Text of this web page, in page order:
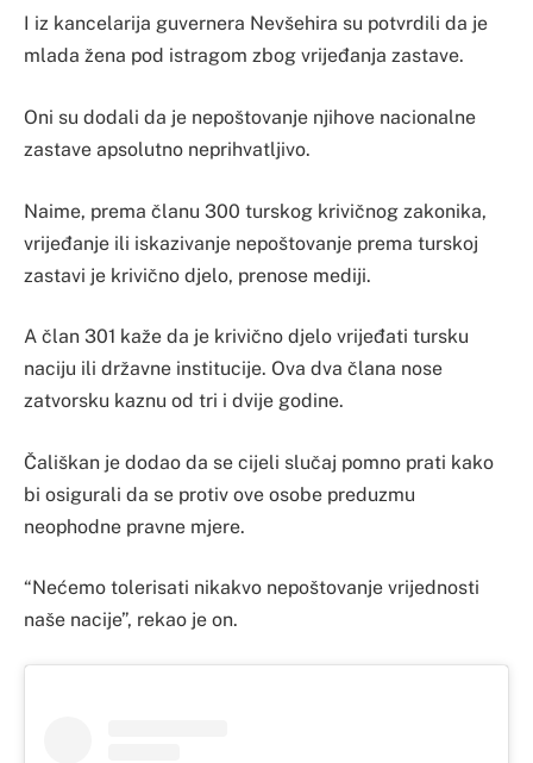
I iz kancelarija guvernera Nevšehira su potvrdili da je
mlada žena pod istragom zbog vrijeđanja zastave.
Oni su dodali da je nepoštovanje njihove nacionalne
zastave apsolutno neprihvatljivo.
Naime, prema članu 300 turskog krivičnog zakonika,
vrijeđanje ili iskazivanje nepoštovanje prema turskoj
zastavi je krivično djelo, prenose mediji.
A član 301 kaže da je krivično djelo vrijeđati tursku
naciju ili državne institucije. Ova dva člana nose
zatvorsku kaznu od tri i dvije godine.
Čališkan je dodao da se cijeli slučaj pomno prati kako
bi osigurali da se protiv ove osobe preduzmu
neophodne pravne mjere.
“Nećemo tolerisati nikakvo nepoštovanje vrijednosti
naše nacije”, rekao je on.